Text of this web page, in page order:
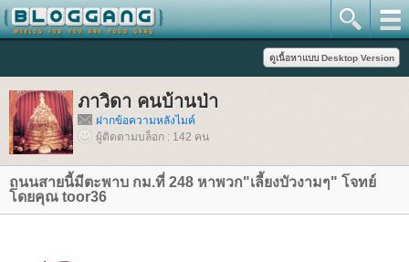
ภาวิดา คนบ้านป่า
ฝากข้อความหลังไมค์
ผู้ติดตามบล็อก : 142 คน
ถนนสายนี้มีตะพาบ กม.ที่ 248 หาพวก"เลี้ยงบัวงามๆ" โจทย์
ดยคุณ toor36